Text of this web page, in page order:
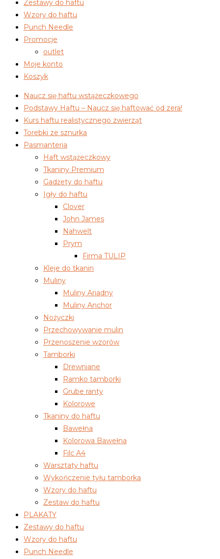
Zestawy do haftu
Wzory do haftu
Punch Needle
Promocje
outlet
Moje konto
Koszyk
Naucz się haftu wstążeczkowego
Podstawy Haftu – Naucz się haftować od zera!
Kurs haftu realistycznego zwierząt
Torebki ze sznurka
Pasmanteria
Haft wstążeczkowy
Tkaniny Premium
Gadżety do haftu
Igły do haftu
Clover
John James
Nahwelt
Prym
Firma TULIP
Kleje do tkanin
Muliny
Muliny Ariadny
Muliny Anchor
Nożyczki
Przechowywanie mulin
Przenoszenie wzorów
Tamborki
Drewniane
Ramko tamborki
Grube ranty
Kolorowe
Tkaniny do haftu
Bawełna
Kolorowa Bawełna
Filc A4
Warsztaty haftu
Wykończenie tyłu tamborka
Wzory do haftu
Zestaw do haftu
PLAKATY
Zestawy do haftu
Wzory do haftu
Punch Needle